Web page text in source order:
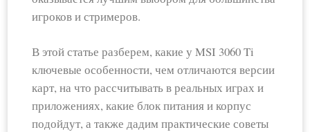
игроков и стримеров.
В этой статье разберем, какие у MSI 3060 Ti
ключевые особенности, чем отличаются версии
карт, на что рассчитывать в реальных играх и
приложениях, какие блок питания и корпус
подойдут, а также дадим практические советы